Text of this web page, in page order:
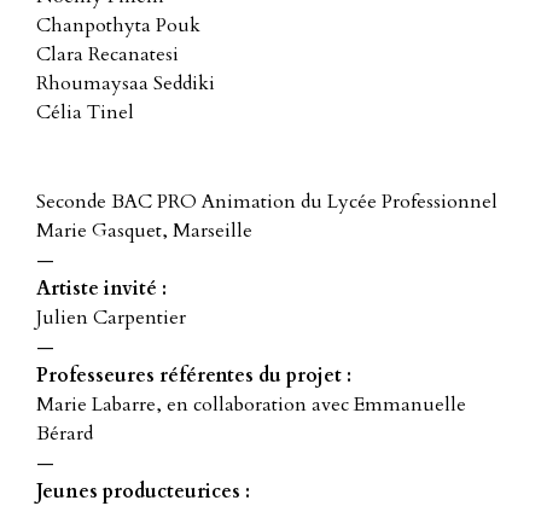
Chanpothyta Pouk
Clara Recanatesi
Rhoumaysaa Seddiki
Célia Tinel
Seconde BAC PRO Animation du Lycée Professionnel
Marie Gasquet, Marseille
—
Artiste invité :
Julien Carpentier
—
Professeures référentes du projet :
Marie Labarre, en collaboration avec Emmanuelle
Bérard
—
Jeunes producteurices :